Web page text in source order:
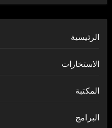
الرئيسية
الاستخارات
المكتبة
البرامج